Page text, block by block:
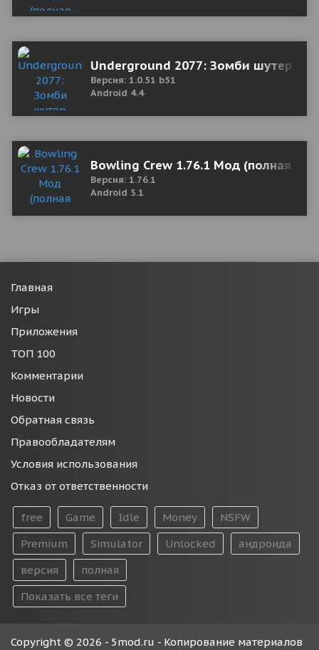
Underground 2077: Зомби шутер
Версия: 1.0.51 b51
Android 4.4
Bowling Crew 1.76.1 Мод (полная
Версия: 1.76.1
Android 5.1
Главная
Игры
Приложения
ТОП 100
Комментарии
Новости
Обратная связь
Правообладателям
Условия использования
Отказ от ответственности
free Game Idle Money
NSFW
Premium
Simulator Unlocked
андроида
версия
полная
Показать все теги
Copyright © 2026 - 5mod.ru - Копирование материалов